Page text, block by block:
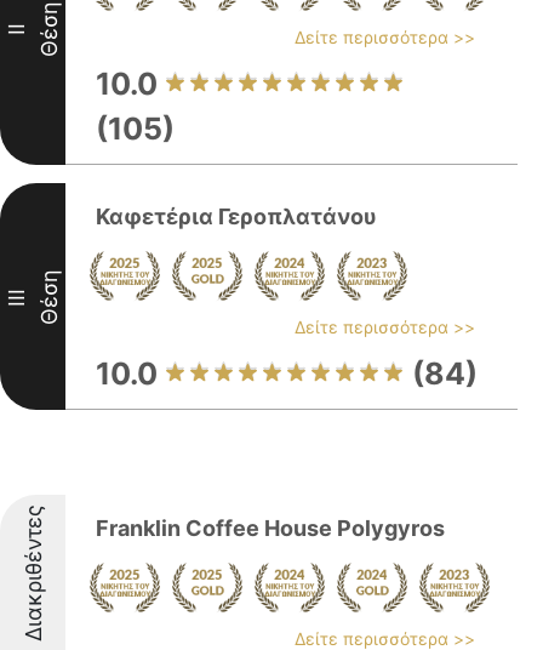
II Θέση Δείτε περισσότερα >>
10.0
(105)
III Θέση
Καφετέρια Γεροπλατάνου
Δείτε περισσότερα >>
10.0 (84)
Διακριθέντες Franklin Coffee House Polygyros
Δείτε περισσότερα >>